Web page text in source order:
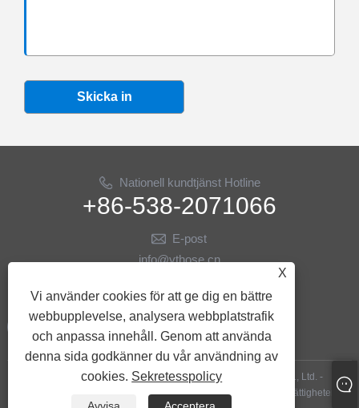
Skicka in
Nationell kundtjänst Hotline
+86-538-2071066
E-post
info@ythose.cn
FÖLJ OSS
Copyright © 2023 Shandong Yitai Hydraulic Technology Co., Ltd. -
Oljeborrslangar, hydraulsslangar, oljeborrningstillbehör - Alla rättigheter
X
Vi använder cookies för att ge dig en bättre
webbupplevelse, analysera webbplatstrafik
och anpassa innehåll. Genom att använda
denna sida godkänner du vår användning av
cookies. Sekretesspolicy